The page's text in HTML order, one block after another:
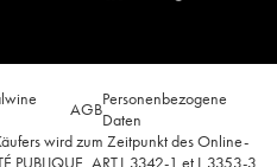
AGBPersonenbezogene
Daten
wird zum Zeitpunkt des Online-
PUBLIQUE, ART.L.3342-1 et L.3353-3